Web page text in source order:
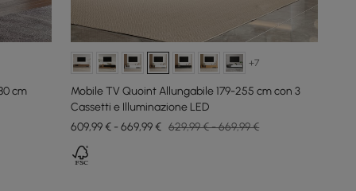
cm
+7
Mobile TV Quoint Allungabile 179-255 cm con 3
Cassetti e Illuminazione LED
609,99 € - 669,99 € 629,99 € - 669,99 €